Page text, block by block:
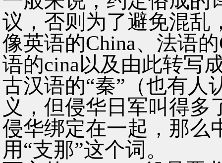
议，否则为了避免混乱
像英语的China、法语
语的cina以及由此转写
古汉语的“秦”（也有人
义，但侵华日军叫得
侵华绑定在一起，那么
用“支那”这个词。